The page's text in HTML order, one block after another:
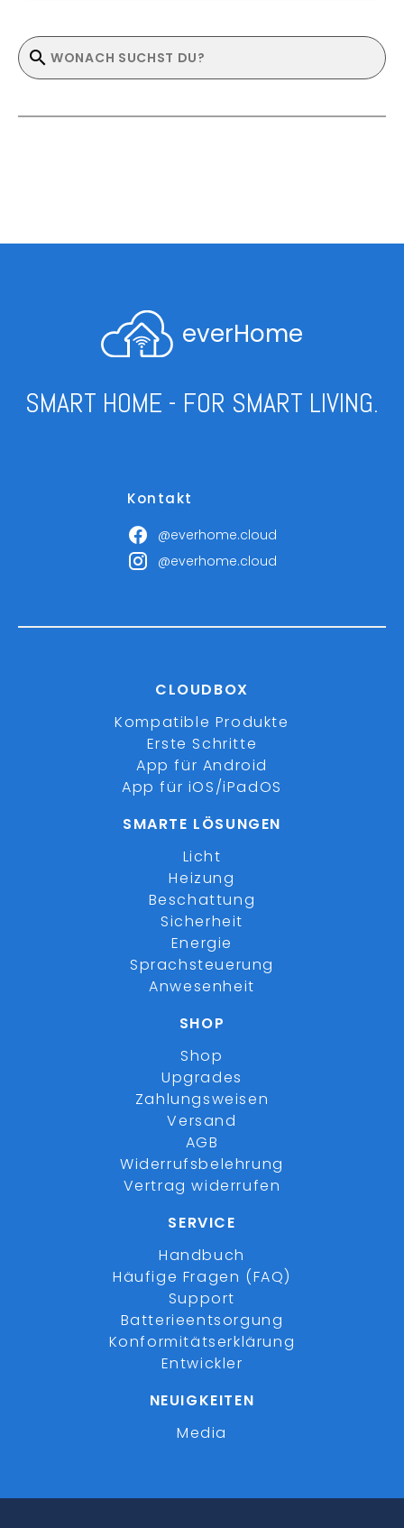
everHome
SMART HOME - FOR SMART LIVING.
Kontakt
@everhome.cloud
@everhome.cloud
CLOUDBOX
Kompatible Produkte
Erste Schritte
App für Android
App für iOS/iPadOS
SMARTE LÖSUNGEN
Licht
Heizung
Beschattung
Sicherheit
Energie
Sprachsteuerung
Anwesenheit
SHOP
Shop
Upgrades
Zahlungsweisen
Versand
AGB
Widerrufsbelehrung
Vertrag widerrufen
SERVICE
Handbuch
Häufige Fragen (FAQ)
Support
Batterieentsorgung
Konformitätserklärung
Entwickler
NEUIGKEITEN
Media